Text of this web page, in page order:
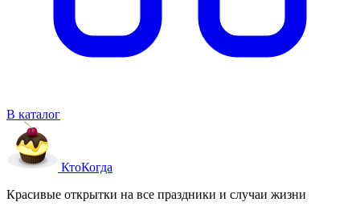
В каталог
КтоКогда
Красивые открытки на все праздники и случаи жизни